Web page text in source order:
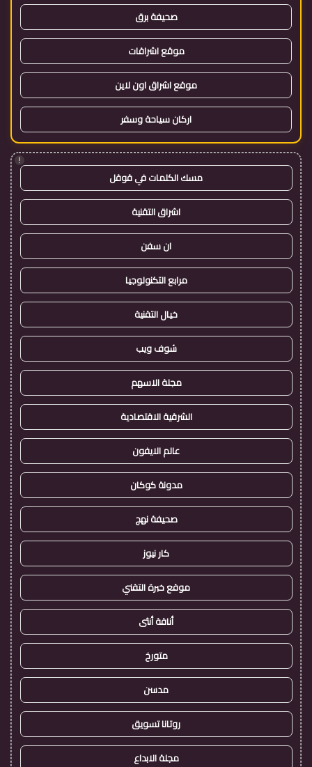
صحيفة برق
موقع اشراقات
موقع اشراق اون لاين
اركان سياحة وسفر
!
مسك الكلمات في قوقل
اشراق التقنية
ان سفن
مرابع التكنولوجيا
خيال التقنية
شوف ويب
مجلة الاسهم
الشرقية الاقتصادية
عالم الايفون
مدونة كوكان
صحيفة نهج
كار نيوز
موقع خبرة التقني
أناقة أنثى
متورخ
مدسن
روتانا تسويق
مجلة الابداع